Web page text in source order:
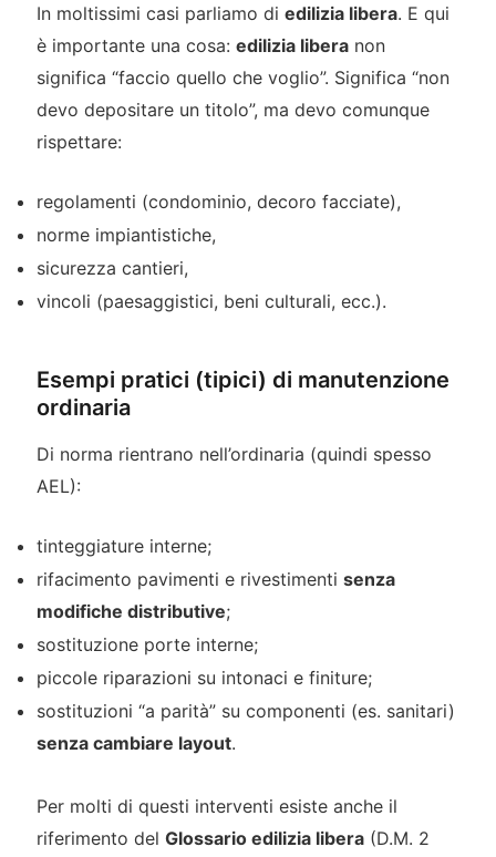
In moltissimi casi parliamo di edilizia libera. E qui
è importante una cosa: edilizia liberanon
significa “faccio quello che voglio”. Significa “non
devo depositare un titolo”, ma devo comunque
rispettare:
regolamenti (condominio, decoro facciate),
norme impiantistiche,
sicurezza cantieri,
vincoli (paesaggistici, beni culturali, ecc.).
Esempi pratici (tipici) di manutenzione
ordinaria
Di norma rientrano nell’ordinaria (quindi spesso
AEL):
tinteggiature interne;
rifacimento pavimenti e rivestimenti senza
modifiche distributive;
sostituzione porte interne;
piccole riparazioni su intonaci e finiture;
sostituzioni “a parità” su componenti (es. sanitari)
senza cambiare layout.
Per molti di questi interventi esiste anche il
riferimento del Glossario edilizia libera(D.M. 2